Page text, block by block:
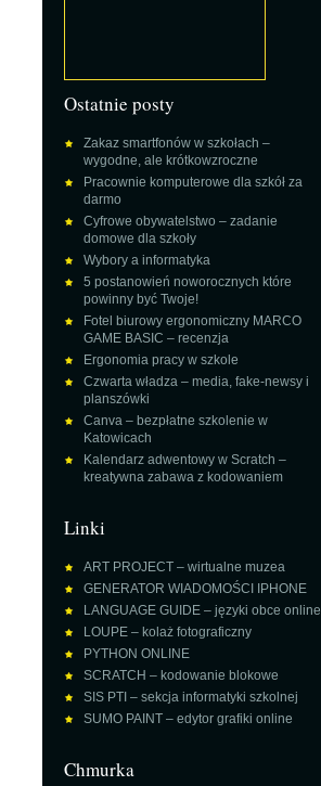
Ostatnie posty
Zakaz smartfonów w szkołach –
wygodne, ale krótkowzroczne
Pracownie komputerowe dla szkół za
darmo
Cyfrowe obywatelstwo – zadanie
domowe dla szkoły
Wybory a informatyka
5 postanowień noworocznych które
powinny być Twoje!
Fotel biurowy ergonomiczny MARCO
GAME BASIC – recenzja
Ergonomia pracy w szkole
Czwarta władza – media, fake-newsy i
planszówki
Canva – bezpłatne szkolenie w
Katowicach
Kalendarz adwentowy w Scratch –
kreatywna zabawa z kodowaniem
Linki
ART PROJECT – wirtualne muzea
GENERATOR WIADOMOŚCI IPHONE
LANGUAGE GUIDE – języki obce online
LOUPE – kolaż fotograficzny
PYTHON ONLINE
SCRATCH – kodowanie blokowe
SIS PTI – sekcja informatyki szkolnej
SUMO PAINT – edytor grafiki online
Chmurka